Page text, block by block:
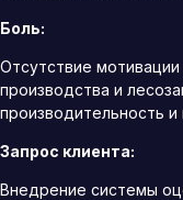
Боль:
Отсутствие
производства и
производительность
Запрос клиента:
Внедрение системы